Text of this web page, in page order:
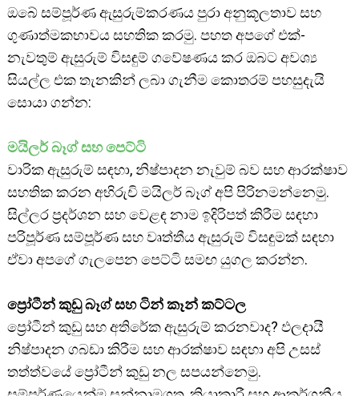
ඔබේ සම්පූර්ණ ඇසුරුම්කරණය පුරා අනුකූලතාව සහ
ගුණාත්මකභාවය සහතික කරමු. පහත අපගේ එක්-
නැවතුම් ඇසුරුම් විසඳුම් ගවේෂණය කර ඔබට අවශ්‍ය
සියල්ල එක තැනකින් ලබා ගැනීම කොතරම් පහසුදැයි
සොයා ගන්න:
මයිලර් බෑග් සහ පෙට්ටි
වාරික ඇසුරුම් සඳහා, නිෂ්පාදන නැවුම් බව සහ ආරක්ෂාව
සහතික කරන අභිරුචි මයිලර් බෑග් අපි පිරිනමන්නෙමු.
සිල්ලර ප්‍රදර්ශන සහ වෙළඳ නාම ඉදිරිපත් කිරීම සඳහා
පරිපූර්ණ සම්පූර්ණ සහ වෘත්තීය ඇසුරුම් විසඳුමක් සඳහා
ඒවා අපගේ ගැලපෙන පෙට්ටි සමඟ යුගල කරන්න.
ප්‍රෝටීන් කුඩු බෑග් සහ ටින් කෑන් කට්ටල
ප්‍රෝටීන් කුඩු සහ අතිරේක ඇසුරුම් කරනවාද? ඵලදායී
නිෂ්පාදන ගබඩා කිරීම සහ ආරක්ෂාව සඳහා අපි උසස්
තත්ත්වයේ ප්‍රෝටීන් කුඩු නල සපයන්නෙමු.